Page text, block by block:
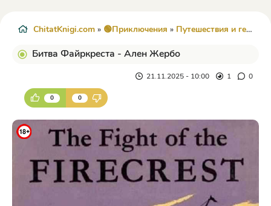
ChitatKnigi.com » 🟢Приключения » Путешествия и география
Битва Файркреста - Ален Жербо
21.11.2025 - 10:00 1 0
0 0